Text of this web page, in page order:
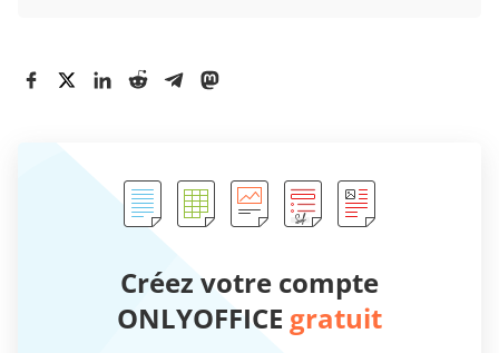
Créez votre compte
ONLYOFFICE gratuit